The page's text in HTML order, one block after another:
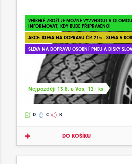
VEŠKERÉ ZBOŽÍ JE MOŽNÉ VYZVEDOUT V
INFORMOVAT, KDY BUDE PŘIPRAVENO!
AKCE: SLEVA NA DOPRAVU ČR 21% - SLEVA V
SLEVA NA DOPRAVU OSOBNÍ PNEU A DISKY
Nejpozději 13.8. u Vás, 12+ ks
D C B
DO KOŠÍKU